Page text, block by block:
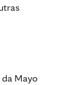
Mayo